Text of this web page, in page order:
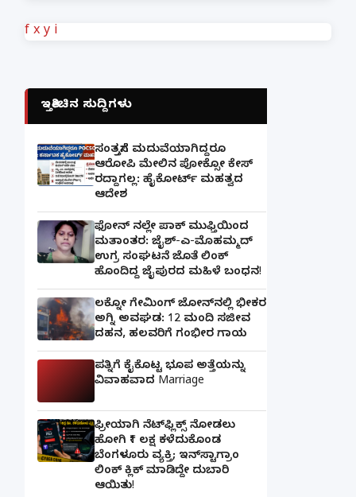
f x y i
ಇತ್ತೀಚಿನ ಸುದ್ದಿಗಳು
ಸಂತ್ರಸ್ತೆಗೆ ಮದುವೆಯಾಗಿದ್ದರೂ
ಆರೋಪಿ ಮೇಲಿನ ಪೋಕ್ಸೋ ಕೇಸ್
ರದ್ದಾಗಲ್ಲ: ಹೈಕೋರ್ಟ್ ಮಹತ್ವದ
ಆದೇಶ
ಫೋನ್ ನಲ್ಲೇ ಪಾಕ್ ಮುಫ್ತಿಯಿಂದ
ಮತಾಂತರ: ಜೈಶ್-ಎ-ಮೊಹಮ್ಮದ್
ಉಗ್ರ ಸಂಘಟನೆ ಜೊತೆ ಲಿಂಕ್
ಹೊಂದಿದ್ದ ಜೈಪುರದ ಮಹಿಳೆ ಬಂಧನ!
ಲಕ್ನೋ ಗೇಮಿಂಗ್ ಜೋನ್‌ನಲ್ಲಿ ಭೀಕರ
ಅಗ್ನಿ ಅವಘಡ: 12 ಮಂದಿ ಸಜೀವ
ದಹನ, ಹಲವರಿಗೆ ಗಂಭೀರ ಗಾಯ
ಪತ್ನಿಗೆ ಕೈಕೊಟ್ಟ ಭೂಪ ಅತ್ತೆಯನ್ನು
ವಿವಾಹವಾದ Marriage
ಫ್ರೀಯಾಗಿ ನೆಟ್‌ಫ್ಲಿಕ್ಸ್ ನೋಡಲು
ಹೋಗಿ ₹1 ಲಕ್ಷ ಕಳೆದುಕೊಂಡ
ಬೆಂಗಳೂರು ವ್ಯಕ್ತಿ; ಇನ್‌ಸ್ಟಾಗ್ರಾಂ
ಲಿಂಕ್ ಕ್ಲಿಕ್ ಮಾಡಿದ್ದೇ ದುಬಾರಿ
ಆಯಿತು!